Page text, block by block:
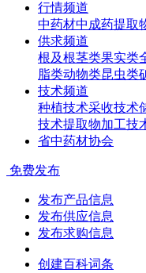
行情频道
中药材中成药提取
供求频道
根及根茎类果实类
脂类动物类昆虫类
技术频道
种植技术采收技术
技术提取物加工技
省中药材协会
免费发布
发布产品信息
发布供应信息
发布求购信息
创建百科词条